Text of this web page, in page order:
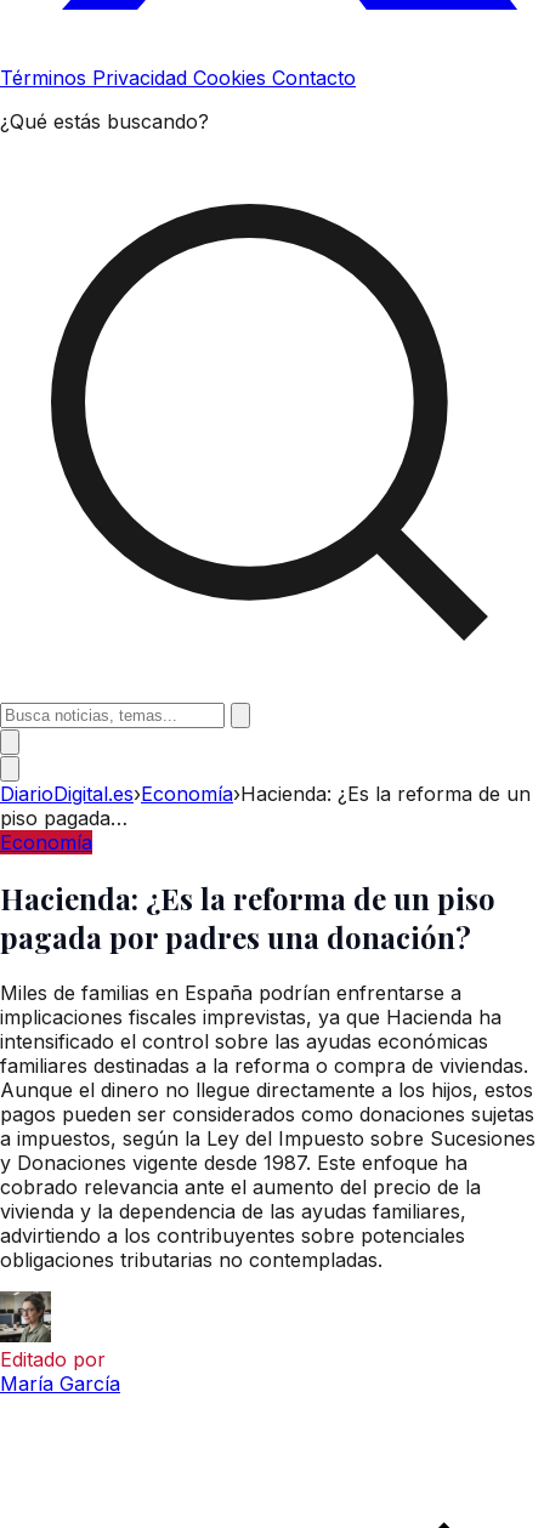
Términos Privacidad Cookies Contacto
¿Qué estás buscando?
DiarioDigital.es›Economía›Hacienda: ¿Es la reforma de un
piso pagada…
Economía
Hacienda: ¿Es la reforma de un piso
pagada por padres una donación?
Miles de familias en España podrían enfrentarse a
implicaciones fiscales imprevistas, ya que Hacienda ha
intensificado el control sobre las ayudas económicas
familiares destinadas a la reforma o compra de viviendas.
Aunque el dinero no llegue directamente a los hijos, estos
pagos pueden ser considerados como donaciones sujetas
a impuestos, según la Ley del Impuesto sobre Sucesiones
y Donaciones vigente desde 1987. Este enfoque ha
cobrado relevancia ante el aumento del precio de la
vivienda y la dependencia de las ayudas familiares,
advirtiendo a los contribuyentes sobre potenciales
obligaciones tributarias no contempladas.
Editado por
María García